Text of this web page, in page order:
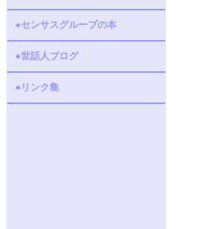
●センサスグループの本
●世話人ブログ
●リンク集